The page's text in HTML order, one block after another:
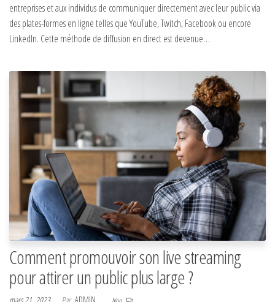
entreprises et aux individus de communiquer directement avec leur public via
des plates-formes en ligne telles que YouTube, Twitch, Facebook ou encore
LinkedIn. Cette méthode de diffusion en direct est devenue…
Comment promouvoir son live streaming
pour attirer un public plus large ?